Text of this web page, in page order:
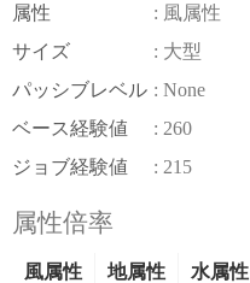
属性
: 風属性
サイズ
: 大型
パッシブレベル : None
ベース経験値
: 260
ジョブ経験値
: 215
属性倍率
風属性 地属性 水属性